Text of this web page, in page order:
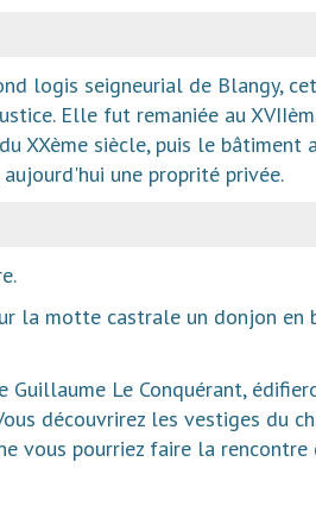
logis seigneurial de Blangy,
Elle fut remaniée au
XXème siècle, puis le
une proprité privée.
la motte castrale un donjon en
Guillaume Le Conquérant,
découvrirez les vestiges du
vous pourriez faire la